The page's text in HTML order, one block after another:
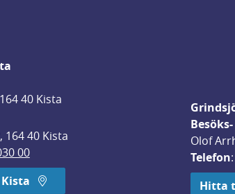
40 Kista
164 40 Kista
00
Olof
Telefon:
Hitta